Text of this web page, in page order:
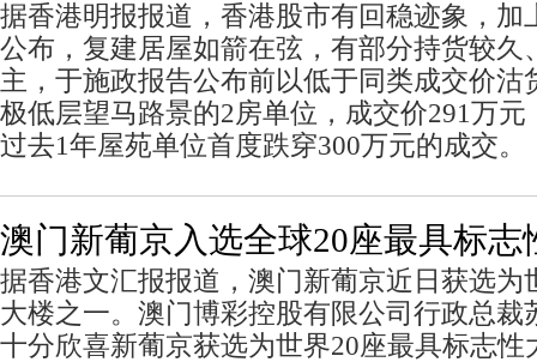
据香港明报报道，香港股市有回稳迹象，加
公布，复建居屋如箭在弦，有部分持货较久
主，于施政报告公布前以低于同类成交价沽
极低层望马路景的2房单位，成交价291万元
过去1年屋苑单位首度跌穿300万元的成交。
澳门新葡京入选全球20座最具标志
据香港文汇报报道，澳门新葡京近日获选为
大楼之一。澳门博彩控股有限公司行政总裁
十分欣喜新葡京获选为世界20座最具标志性